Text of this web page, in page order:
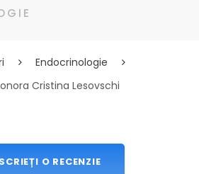
Endocrinologie
Cristina Lesovschi
SCRIEȚI O RECENZIE